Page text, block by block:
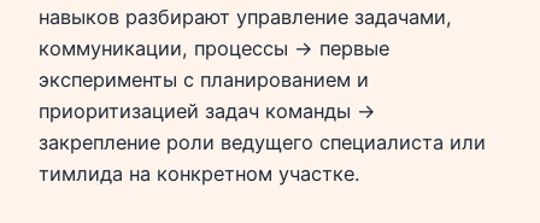
навыков разбирают управление задачами,
коммуникации, процессы → первые
эксперименты с планированием и
приоритизацией задач команды →
закрепление роли ведущего специалиста или
тимлида на конкретном участке.